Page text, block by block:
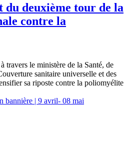
du deuxième tour de la
contre la
travers le ministère de la Santé, de
sanitaire universelle et des
sa riposte contre la poliomyélite